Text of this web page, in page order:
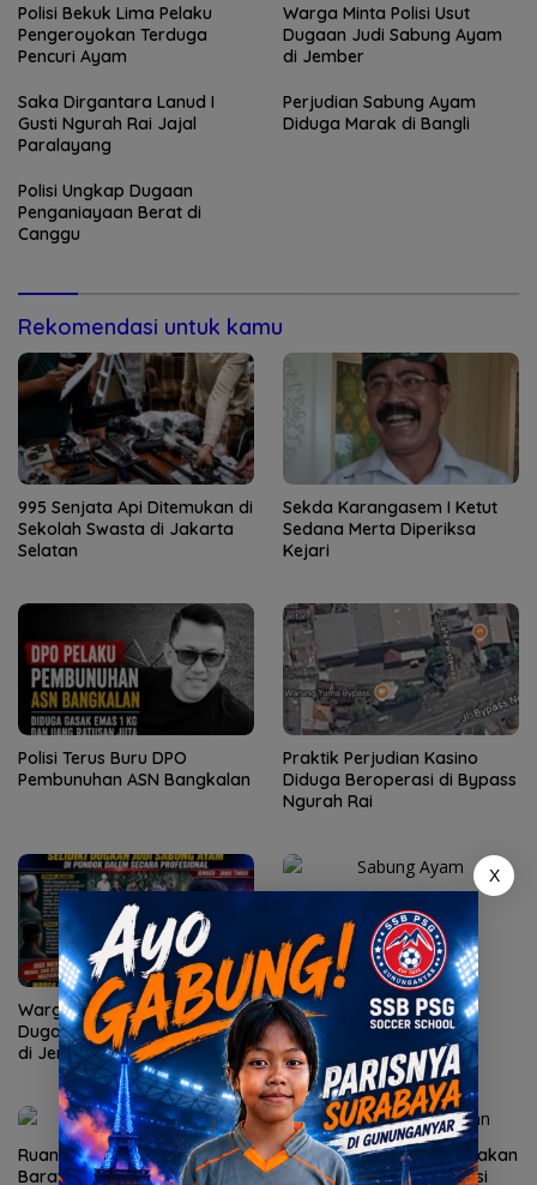
Polisi Bekuk Lima Pelaku
Pengeroyokan Terduga
Pencuri Ayam
Warga Minta Polisi Usut
Dugaan Judi Sabung Ayam
di Jember
Saka Dirgantara Lanud I
Gusti Ngurah Rai Jajal
Paralayang
Perjudian Sabung Ayam
Diduga Marak di Bangli
Polisi Ungkap Dugaan
Penganiayaan Berat di
Canggu
Rekomendasi untuk kamu
995 Senjata Api Ditemukan di
Sekolah Swasta di Jakarta
Selatan
Sekda Karangasem I Ketut
Sedana Merta Diperiksa
Kejari
Polisi Terus Buru DPO
Pembunuhan ASN Bangkalan
Praktik Perjudian Kasino
Diduga Beroperasi di Bypass
Ngurah Rai
Warga Minta Polisi Usut
Dugaan Judi Sabung Ayam
di Jember
Perjudian Sabung Ayam
Diduga Marak di Bangli
Ruang Kerja Bupati Lombok
Barat Disegel KPK!
Terduga Pelaku Penembakan
di Canggu Diringkus Polisi
X